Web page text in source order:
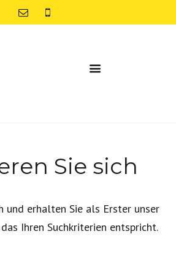
Sie sich
und erhalten Sie als Erster unser
Ihren Suchkriterien entspricht.